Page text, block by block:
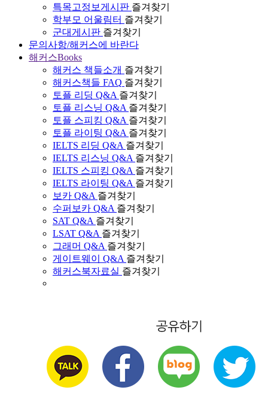
특목고정보게시판 즐겨찾기
학부모 어울림터 즐겨찾기
군대게시판 즐겨찾기
문의사항/해커스에 바란다
해커스Books
해커스 책들소개 즐겨찾기
해커스책들 FAQ 즐겨찾기
토플 리딩 Q&A 즐겨찾기
토플 리스닝 Q&A 즐겨찾기
토플 스피킹 Q&A 즐겨찾기
토플 라이팅 Q&A 즐겨찾기
IELTS 리딩 Q&A 즐겨찾기
IELTS 리스닝 Q&A 즐겨찾기
IELTS 스피킹 Q&A 즐겨찾기
IELTS 라이팅 Q&A 즐겨찾기
보카 Q&A 즐겨찾기
수퍼보카 Q&A 즐겨찾기
SAT Q&A 즐겨찾기
LSAT Q&A 즐겨찾기
그래머 Q&A 즐겨찾기
게이트웨이 Q&A 즐겨찾기
해커스북자료실 즐겨찾기